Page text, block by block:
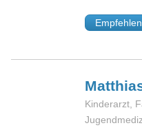
Empfehlen
Kinderarzt,